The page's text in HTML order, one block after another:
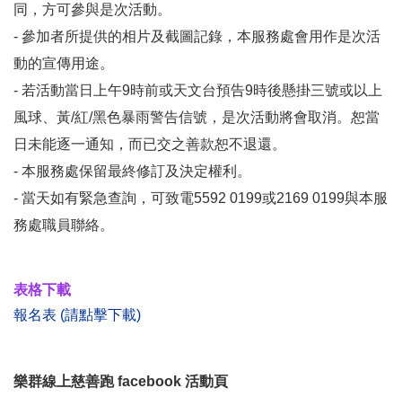
同，方可參與是次活動。
- 參加者所提供的相片及截圖記錄，本服務處會用作是次活
動的宣傳用途。
- 若活動當日上午9時前或天文台預告9時後懸掛三號或以上
風球、黃/紅/黑色暴雨警告信號，是次活動將會取消。恕當
日未能逐一通知，而已交之善款恕不退還。
- 本服務處保留最終修訂及決定權利。
- 當天如有緊急查詢，可致電5592 0199或2169 0199與本服
務處職員聯絡。
表格下載
報名表 (請點擊下載)
樂群線上慈善跑 facebook 活動頁